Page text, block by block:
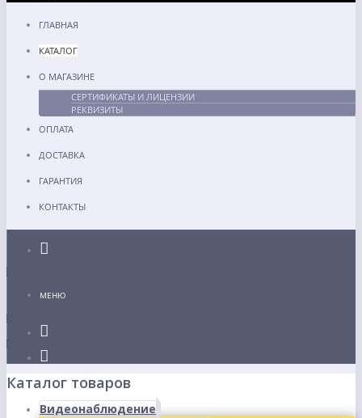
ГЛАВНАЯ
КАТАЛОГ
О МАГАЗИНЕ
СЕРТИФИКАТЫ И ЛИЦЕНЗИИ
РЕКВИЗИТЫ
ОПЛАТА
ДОСТАВКА
ГАРАНТИЯ
КОНТАКТЫ
МЕНЮ
Каталог товаров
Видеонаблюдение